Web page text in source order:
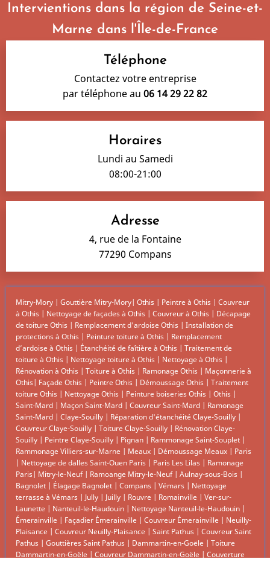
Intervientions dans la région de Seine-et-
Marne dans l'Île-de-France
Téléphone
Contactez votre entreprise
par téléphone au 06 14 29 22 82
Horaires
Lundi au Samedi
08:00-21:00
Adresse
4, rue de la Fontaine
77290 Compans
Mitry-Mory | Gouttière Mitry-Mory| Othis | Peintre à Othis | Couvreur
à Othis | Nettoyage de façades à Othis | Couvreur à Othis | Décapage
de toiture Othis | Remplacement d'ardoise Othis | Installation de
protections à Othis | Peinture toiture à Othis | Remplacement
d’ardoise à Othis | Étanchéité de faîtière à Othis | Traitement de
toiture à Othis | Nettoyage toiture à Othis | Nettoyage à Othis |
Rénovation à Othis | Toiture à Othis | Ramonage Othis | Maçonnerie à
Othis| Façade Othis | Peintre Othis | Démoussage Othis | Traitement
toiture Othis | Nettoyage Othis | Peinture boiseries Othis | Othis |
Saint-Mard | Maçon Saint-Mard | Couvreur Saint-Mard | Ramonage
Saint-Mard | Claye-Souilly | Réparation d'étanchéité Claye-Souilly |
Couvreur Claye-Souilly | Toiture Claye-Souilly | Rénovation Claye-
Souilly | Peintre Claye-Souilly | Pignan | Rammonage Saint-Souplet |
Rammonage Villiers-sur-Marne | Meaux | Démoussage Meaux | Paris
| Nettoyage de dalles Saint-Ouen Paris | Paris Les Lilas | Ramonage
Paris| Mitry-le-Neuf| Ramoange Mitry-le-Neuf| Aulnay-sous-Bois |
Bagnolet | Élagage Bagnolet | Compans | Vémars | Nettoyage
terrasse à Vémars | Jully | Juilly | Rouvre | Romainville | Ver-sur-
Launette | Nanteuil-le-Haudouin | Nettoyage Nanteuil-le-Haudouin |
Émerainville | Façadier Émerainville | Couvreur Émerainville | Neuilly-
Plaisance | Couvreur Neuilly-Plaisance | Saint Pathus | Couvreur Saint
Pathus | Gouttières Saint Pathus | Dammartin-en-Goële | Toiture
Dammartin-en-Goële | Couvreur Dammartin-en-Goële | Couverture